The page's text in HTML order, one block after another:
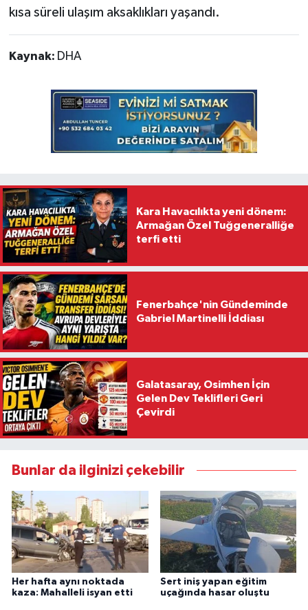
kısa süreli ulaşım aksaklıkları yaşandı.
Kaynak: DHA
Kara Havacılıkta yeni dönem:
Armağan Özel Tuğgeneralliğe
terfi etti
Fenerbahçe'nin Gündeminde
Gabriel Martinelli İddiası
Galatasaray, Osimhen İçin
Gelen Dev Teklifleri Geri
Çevirdi
Bunlar da ilginizi çekebilir
Her hafta aynı noktada
kaza: Mahalleli isyan etti
Sert iniş yapan eğitim
uçağında hasar oluştu